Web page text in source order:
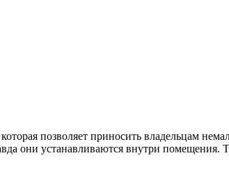
позволяет приносить владельцам
они устанавливаются внутри